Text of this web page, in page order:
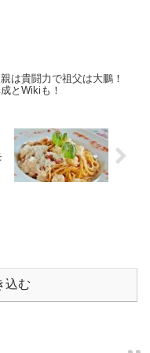
は貴闘力で祖父は大鵬！
とWikiも！
込む